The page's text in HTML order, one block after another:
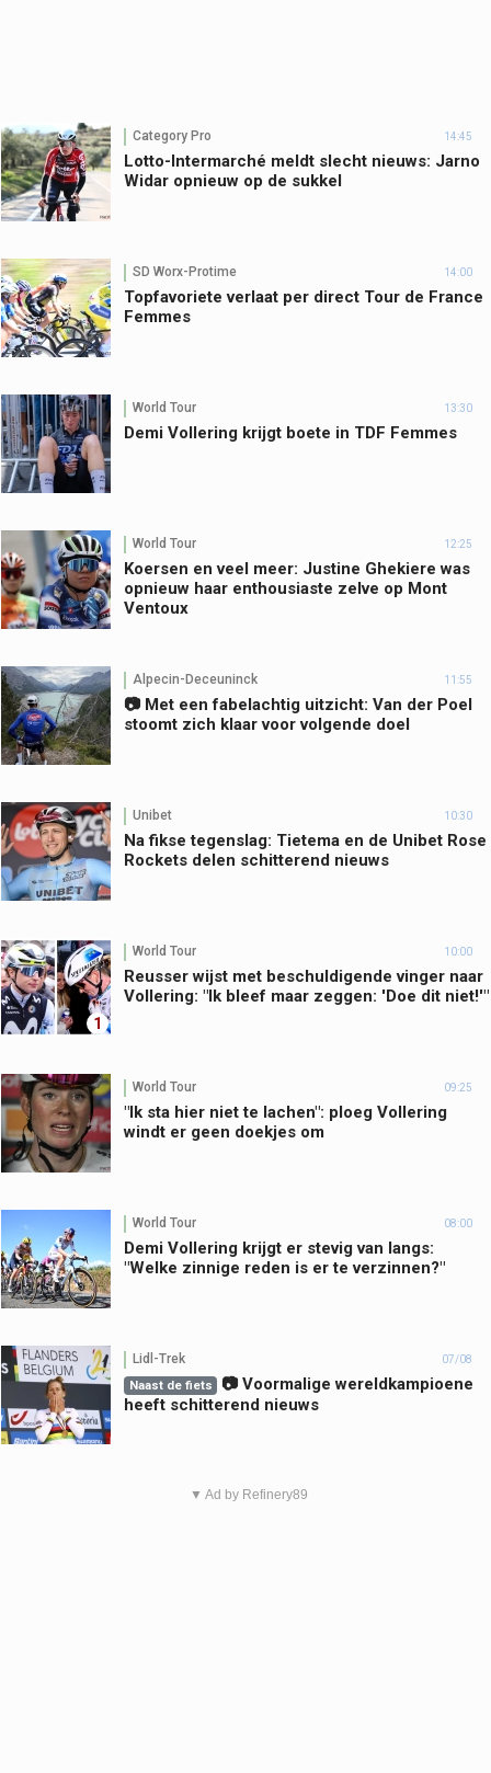
Category Pro 14:45
Lotto-Intermarché meldt slecht nieuws: Jarno
Widar opnieuw op de sukkel
SD Worx-Protime 14:00
Topfavoriete verlaat per direct Tour de France
Femmes
World Tour 13:30
Demi Vollering krijgt boete in TDF Femmes
World Tour 12:25
Koersen en veel meer: Justine Ghekiere was
opnieuw haar enthousiaste zelve op Mont
Ventoux
Alpecin-Deceuninck 11:55
📷 Met een fabelachtig uitzicht: Van der Poel
stoomt zich klaar voor volgende doel
Unibet 10:30
Na fikse tegenslag: Tietema en de Unibet Rose
Rockets delen schitterend nieuws
1
World Tour 10:00
Reusser wijst met beschuldigende vinger naar
Vollering: "Ik bleef maar zeggen: 'Doe dit niet!'"
World Tour 09:25
"Ik sta hier niet te lachen": ploeg Vollering
windt er geen doekjes om
World Tour 08:00
Demi Vollering krijgt er stevig van langs:
"Welke zinnige reden is er te verzinnen?"
Lidl-Trek 07/08
Naast de fiets
📷 Voormalige wereldkampioene
heeft schitterend nieuws
▼ Ad by Refinery89